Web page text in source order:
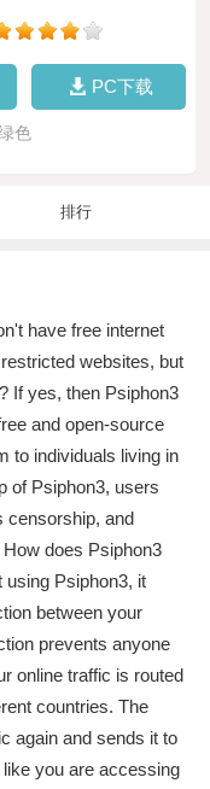
PC下载
色
排行
have free internet
websites, but
If yes, then Psiphon3
and open-source
to individuals living in
of Psiphon3, users
censorship, and
does Psiphon3
using Psiphon3, it
between your
prevents anyone
online traffic is routed
countries. The
again and sends it to
you are accessing